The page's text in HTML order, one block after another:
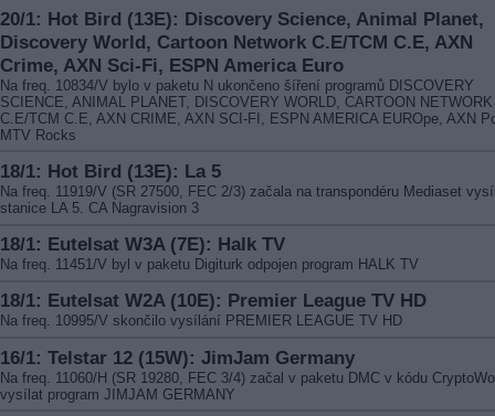
20/1: Hot Bird (13E): Discovery Science, Animal Planet,
Discovery World, Cartoon Network C.E/TCM C.E, AXN
Crime, AXN Sci-Fi, ESPN America Euro
Na freq. 10834/V bylo v paketu N ukončeno šíření programů DISCOVERY
SCIENCE, ANIMAL PLANET, DISCOVERY WORLD, CARTOON NETWORK
C.E/TCM C.E, AXN CRIME, AXN SCI-FI, ESPN AMERICA EUROpe, AXN
MTV Rocks
18/1: Hot Bird (13E): La 5
Na freq. 11919/V (SR 27500, FEC 2/3) začala na transpondéru Mediaset
stanice LA 5. CA Nagravision 3
18/1: Eutelsat W3A (7E): Halk TV
Na freq. 11451/V byl v paketu Digiturk odpojen program HALK TV
18/1: Eutelsat W2A (10E): Premier League TV HD
Na freq. 10995/V skončilo vysílání PREMIER LEAGUE TV HD
16/1: Telstar 12 (15W): JimJam Germany
Na freq. 11060/H (SR 19280, FEC 3/4) začal v paketu DMC v kódu
vysílat program JIMJAM GERMANY